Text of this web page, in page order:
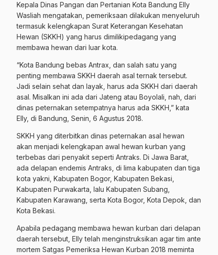
Kepala Dinas Pangan dan Pertanian Kota Bandung Elly
Wasliah mengatakan, pemeriksaan dilakukan menyeluruh
termasuk kelengkapan Surat Keterangan Kesehatan
Hewan (SKKH) yang harus dimilikipedagang yang
membawa hewan dari luar kota.
“Kota Bandung bebas Antrax, dan salah satu yang
penting membawa SKKH daerah asal ternak tersebut.
Jadi selain sehat dan layak, harus ada SKKH dari daerah
asal. Misalkan ini ada dari Jateng atau Boyolali, nah, dari
dinas peternakan setempatnya harus ada SKKH,” kata
Elly, di Bandung, Senin, 6 Agustus 2018.
SKKH yang diterbitkan dinas peternakan asal hewan
akan menjadi kelengkapan awal hewan kurban yang
terbebas dari penyakit seperti Antraks. Di Jawa Barat,
ada delapan endemis Antraks, di lima kabupaten dan tiga
kota yakni, Kabupaten Bogor, Kabupaten Bekasi,
Kabupaten Purwakarta, lalu Kabupaten Subang,
Kabupaten Karawang, serta Kota Bogor, Kota Depok, dan
Kota Bekasi.
Apabila pedagang membawa hewan kurban dari delapan
daerah tersebut, Elly telah menginstruksikan agar tim ante
mortem Satgas Pemeriksa Hewan Kurban 2018 meminta